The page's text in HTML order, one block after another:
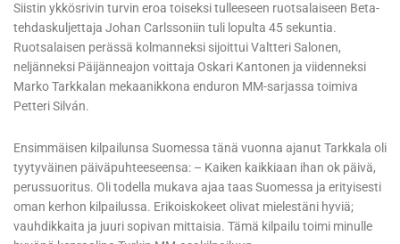
Siistin ykkösrivin turvin eroa toiseksi tulleeseen ruotsalaiseen Beta-
tehdaskuljettaja Johan Carlssoniin tuli lopulta 45 sekuntia.
Ruotsalaisen perässä kolmanneksi sijoittui Valtteri Salonen,
neljänneksi Päijänneajon voittaja Oskari Kantonen ja viidenneksi
Marko Tarkkalan mekaanikkona enduron MM-sarjassa toimiva
Petteri Silván.
Ensimmäisen kilpailunsa Suomessa tänä vuonna ajanut Tarkkala oli
tyytyväinen päiväpuhteeseensa: – Kaiken kaikkiaan ihan ok päivä,
perussuoritus. Oli todella mukava ajaa taas Suomessa ja erityisesti
oman kerhon kilpailussa. Erikoiskokeet olivat mielestäni hyviä;
vauhdikkaita ja juuri sopivan mittaisia. Tämä kilpailu toimi minulle